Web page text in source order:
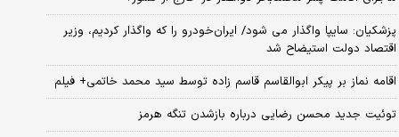
پزشکیان: سایپا واگذار می شود/ ایران‌خودرو را که واگذار کردیم، وزیر
اقتصاد دولت استیضاح شد
اقامه نماز بر پیکر ابوالقاسم قاسم زاده توسط سید محمد خاتمی+ فیلم
توئیت جدید محسن رضایی درباره بازشدن تنگه هرمز